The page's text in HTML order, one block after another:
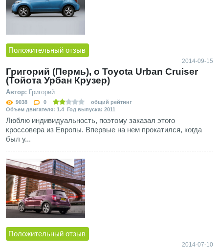
Положительный отзыв
2014-09-15
Григорий (Пермь), о Toyota Urban Cruiser
(Тойота Урбан Крузер)
Автор: Григорий
9038 0
общий рейтинг
Объем двигателя: 1.4 Год выпуска: 2011
Люблю индивидуальность, поэтому заказал этого
кроссовера из Европы. Впервые на нем прокатился, когда
был у...
Положительный отзыв
2014-07-10